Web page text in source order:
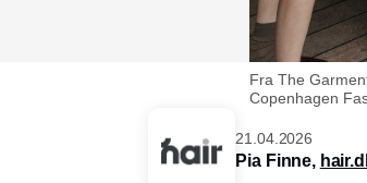
Fra The
Copenhagen
21.04.2026
Pia Finne,